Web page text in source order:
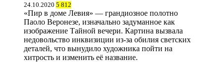
24.10.2020 5 812
«Пир в доме Левия» — грандиозное полотно
Паоло Веронезе, изначально задуманное как
изображение Тайной вечери. Картина вызвала
недовольство инквизиции из-за обилия светских
деталей, что вынудило художника пойти на
хитрость и изменить её название.